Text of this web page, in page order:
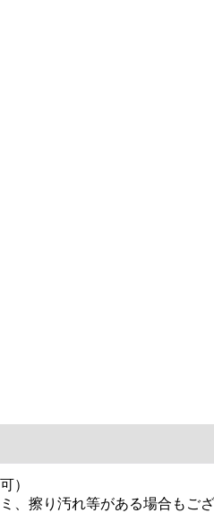
）
擦り汚れ等がある場合もござ